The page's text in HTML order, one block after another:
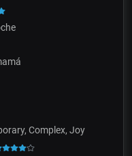
Complex, Joy